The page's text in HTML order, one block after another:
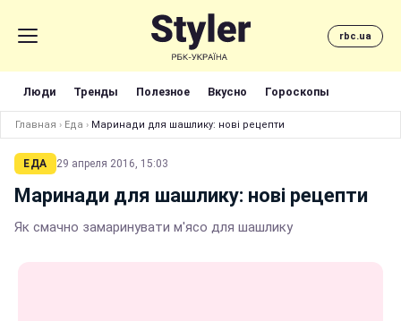
rbc.ua
Люди Тренды Полезное Вкусно Гороскопы
Главная › Еда › Маринади для шашлику: нові рецепти
ЕДА 29 апреля 2016, 15:03
Маринади для шашлику: нові рецепти
Як смачно замаринувати м'ясо для шашлику